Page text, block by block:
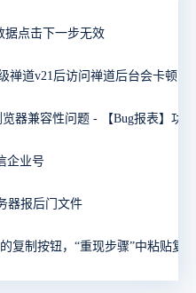
据点击下一步无效
禅道v21后访问禅道后台会卡顿10
企业号
器报后门文件